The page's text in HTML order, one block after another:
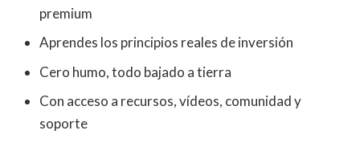
premium
Aprendes los principios reales de inversión
Cero humo, todo bajado a tierra
Con acceso a recursos, vídeos, comunidad y
soporte